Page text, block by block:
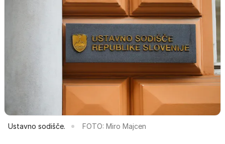
Ustavno sodišče. FOTO: Miro Majcen